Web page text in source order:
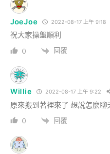
JoeJoe 2022-08-17 上午 9:18
祝大家操盤順利
0 回覆
Willie 2022-08-17 上午 9:22
原來搬到著裡來了 想說怎麼聊
0 回覆